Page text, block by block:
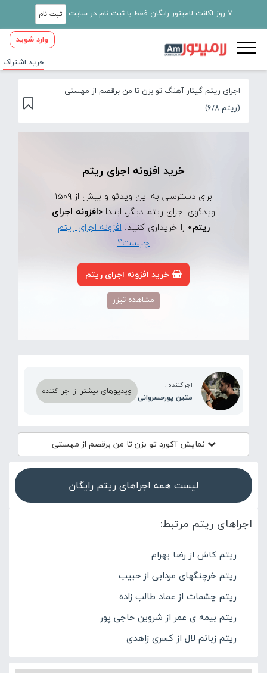
7 روز اکانت لامینور رایگان فقط با ثبت نام در سایت ثبت نام
وارد شوید
خرید اشتراک
اجرای ریتم گیتار آهنگ تو بزن تا من برقصم از مهستی
(ریتم 6/8)
خرید افزونه اجرای ریتم
برای دسترسی به این ویدئو و بیش از 1509
ویدئوی اجرای ریتم دیگر، ابتدا «افزونه اجرای
ریتم» را خریداری کنید.افزونه اجرای ریتم
چیست؟
خرید افزونه اجرای ریتم
مشاهده تیزر
اجراکننده :
متین پورخسروانی
ویدیوهای بیشتر از اجرا کننده
نمایش آکورد تو بزن تا من برقصم از مهستی
لیست همه اجراهای ریتم رایگان
اجراهای ریتم مرتبط:
ریتم کاش از رضا بهرام
ریتم خرچنگهای مردابی از حبیب
ریتم چشمات از عماد طالب زاده
ریتم بیمه ی عمر از شروین حاجی پور
ریتم زبانم لال از کسری زاهدی